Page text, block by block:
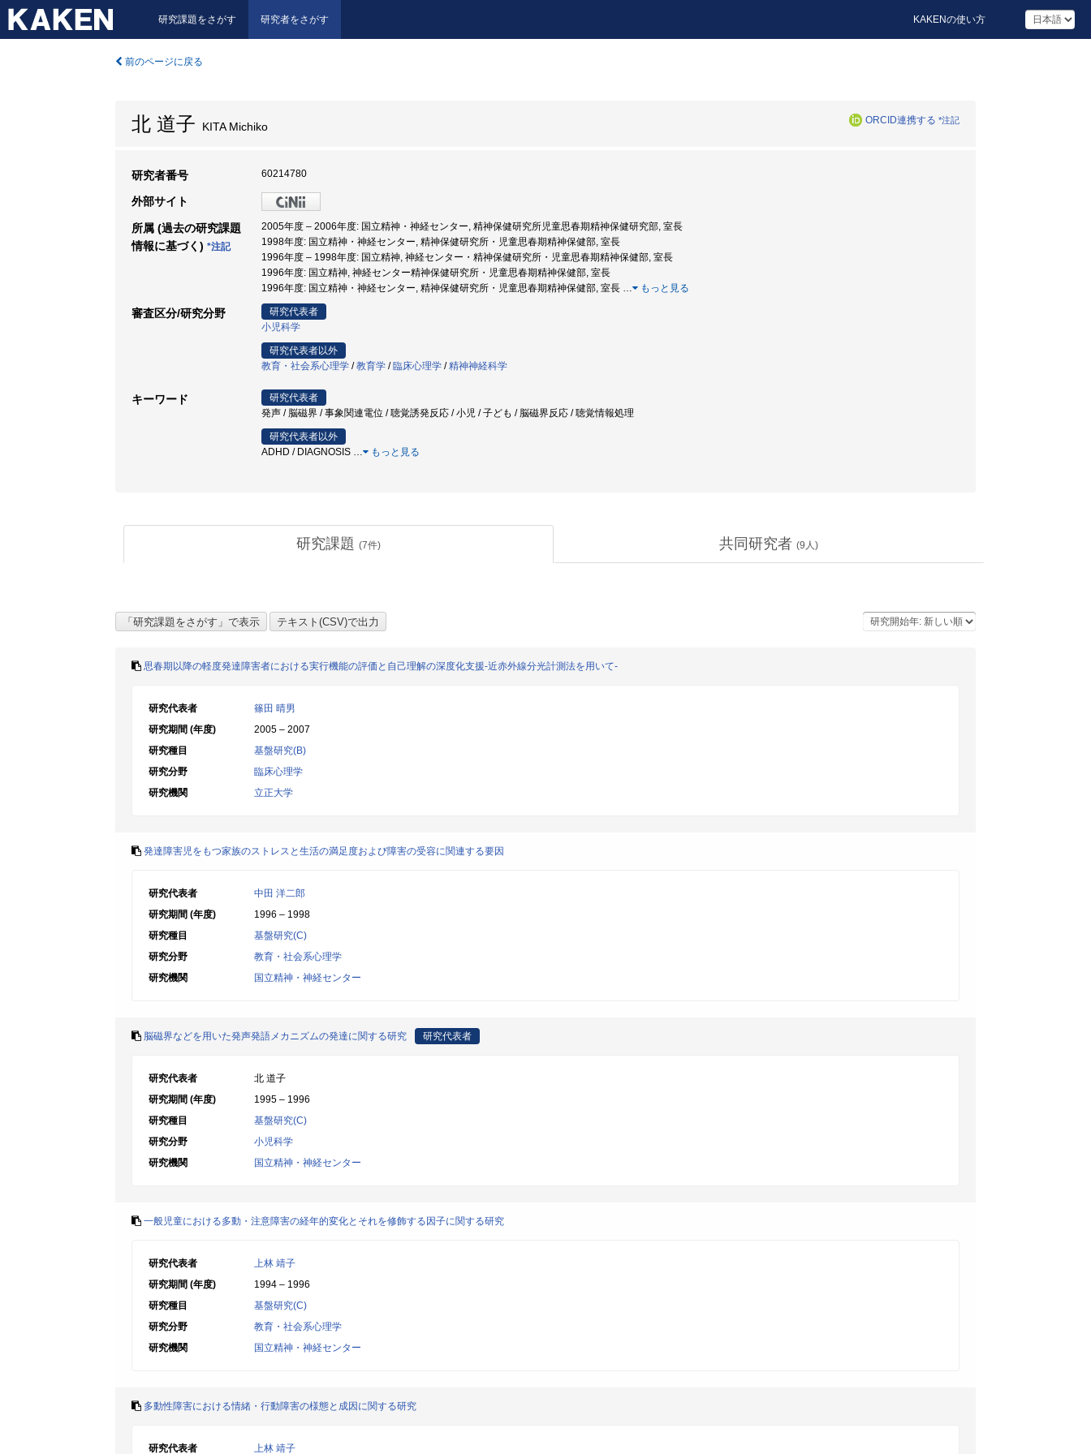
研究課題をさがす 研究者をさがす KAKENの使い方
前のページに戻る
北 道子 KITA Michiko ORCID連携する *注記
研究者番号 60214780
外部サイト
所属 (過去の研究課題
情報に基づく) *注記
2005年度 – 2006年度: 国立精神・神経センター, 精神保健研究所児童思春期精神保健研究部, 室長
1998年度: 国立精神・神経センター, 精神保健研究所・児童思春期精神保健部, 室長
1996年度 – 1998年度: 国立精神, 神経センター・精神保健研究所・児童思春期精神保健部, 室長
1996年度: 国立精神, 神経センター精神保健研究所・児童思春期精神保健部, 室長
1996年度: 国立精神・神経センター, 精神保健研究所・児童思春期精神保健部, 室長 … もっと見る
審査区分/研究分野
研究代表者
小児科学
研究代表者以外
教育・社会系心理学 /教育学 / 臨床心理学 /精神神経科学
キーワード
研究代表者
発声 / 脳磁界 / 事象関連電位 / 聴覚誘発反応 / 小児 / 子ども / 脳磁界反応 / 聴覚情報処理
研究代表者以外
ADHD / DIAGNOSIS … もっと見る
研究課題 (7件) 共同研究者 (9 人)
思春期以降の軽度発達障害者における実行機能の評価と自己理解の深度化支援-近赤外線分光計測法を用いて-
研究代表者
篠田 晴男
研究期間 (年度)
2005 – 2007
研究種目
基盤研究(B)
研究分野
臨床心理学
研究機関
立正大学
発達障害児をもつ家族のストレスと生活の満足度および障害の受容に関連する要因
研究代表者
中田 洋二郎
研究期間 (年度)
1996 – 1998
研究種目
基盤研究(C)
研究分野
教育・社会系心理学
研究機関
国立精神・神経センター
脳磁界などを用いた発声発語メカニズムの発達に関する研究 研究代表者
研究代表者
北 道子
研究期間 (年度)
1995 – 1996
研究種目
基盤研究(C)
研究分野
小児科学
研究機関
国立精神・神経センター
一般児童における多動・注意障害の経年的変化とそれを修飾する因子に関する研究
研究代表者
上林 靖子
研究期間 (年度)
1994 – 1996
研究種目
基盤研究(C)
研究分野
教育・社会系心理学
研究機関
国立精神・神経センター
多動性障害における情緒・行動障害の様態と成因に関する研究
研究代表者 上林 靖子